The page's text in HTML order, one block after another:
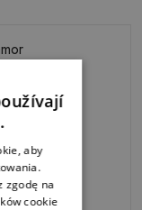
aby
zgodę na
cookie